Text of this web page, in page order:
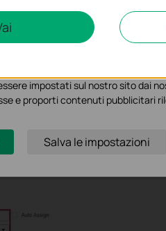
altri pacchetti al server FTP
Cookies
impostati sul nostro sito dai
e proporti contenuti pubblicitari
Salva le impostazioni